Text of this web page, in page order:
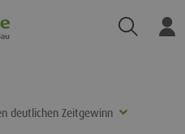
Suchen
deutlichen Zeitgewinn